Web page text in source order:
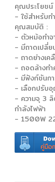
คุณประโยชน์
- ใช้สำหรับท
คุณสมบัติ :
- ตัวหม้อทำจ
- มีถาดเปลี่ย
- ถาดย่างเค
- ถอดล้างทำ
- มีฟังก์ชันกา
- เลือกปรับ
- ความจุ 3
กำลังไฟฟ้า
- 1500W